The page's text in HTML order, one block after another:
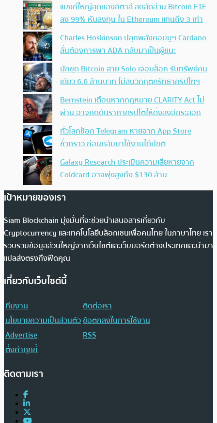
แบงก์ใหญ่สุดของอิตาลี ลดสัดส่วน Bitcoin ETF
ลง 99% หันลงทุน ใน Ethereum แทนถึง 3 เท่า
Charles Hoskinson ปลุกพลังคอมมูฯ Cardano
ลั่นต้องการพา ADA กลับมาเป็นผู้ชนะ
นักขุด Bitcoin สาย Solo เจอบล็อก รับทรัพย์คน
เดียว 6.6 ล้านบาท ไม่สนวิกฤตศรัทธาคริปโทฯ
Bernstein เตือนหากกฎหมาย CLARITY Act ไม่
ผ่าน อาจกดดันราคาคริปโตให้ดิ่งลงอีกระลอก
ทั่วโลกช็อก Telegram หายจาก App Store
ชั่วคราว ก่อนกลับมาใช้งานได้ปกติ
Galaxy Research ประเมินความเสียหายจาก
Coldcard อาจพุ่งสูงถึง $130 ล้าน
เป้าหมายของเรา
Siam Blockchain มุ่งมั่นที่จะช่วยนำเสนอสารเกี่ยวกับ
Cryptocurrency และเทคโนโลยีบล็อกเชนเพื่อคนไทย ในภาษาไทย เรา
รวบรวมข้อมูลส่วนใหญ่จากเว็บไซต์และเว็บบอร์ดต่างประเทศและนำมา
แปลส่งตรงถึงฟีดคุณ
เกี่ยวกับเว็บไซต์นี้
ทีมงาน
ติดต่อเรา
นโยบายความเป็นส่วนตัวข้อตกลงในการใช้งาน
Advertise
RSS
ตั้งค่าคุกกี้
ติดตามเรา